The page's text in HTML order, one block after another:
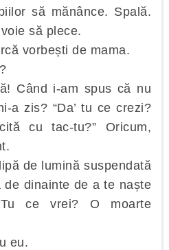
să mănânce. Spală.
să plece.
vorbești de mama.
Când i-am spus că nu
a zis? “Da’ tu ce crezi?
cu tac-tu?” Oricum,
de lumină suspendată
dinainte de a te naște
ce vrei? O moarte
eu.